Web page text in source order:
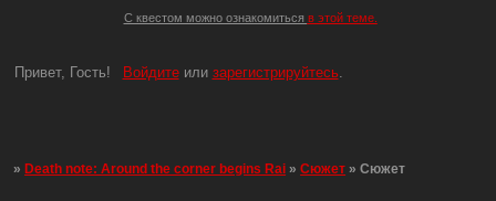
С квестом можно ознакомиться в этой теме.
Привет, Гость! Войдитеили зарегистрируйтесь.
»Death note: Around the corner begins Rai »Сюжет »Сюжет